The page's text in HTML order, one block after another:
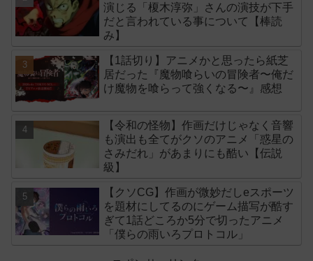
演じる「榎木淳弥」さんの演技が下手
だと言われている事について【棒読
み】
【1話切り】アニメかと思ったら紙芝
居だった『魔物喰らいの冒険者〜俺だ
け魔物を喰らって強くなる〜』感想
【令和の怪物】作画だけじゃなく音響
も演出も全てがクソのアニメ「惑星の
さみだれ」があまりにも酷い【伝説
級】
【クソCG】作画が微妙だしeスポーツ
を題材にしてるのにゲーム描写が酷す
ぎて1話どころか5分で切ったアニメ
「僕らの雨いろプロトコル」